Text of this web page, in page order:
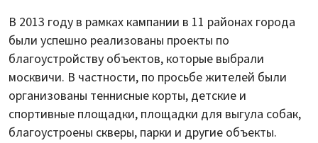
В 2013 году в рамках кампании в 11 районах города
были успешно реализованы проекты по
благоустройству объектов, которые выбрали
москвичи. В частности, по просьбе жителей были
организованы теннисные корты, детские и
спортивные площадки, площадки для выгула собак,
благоустроены скверы, парки и другие объекты.